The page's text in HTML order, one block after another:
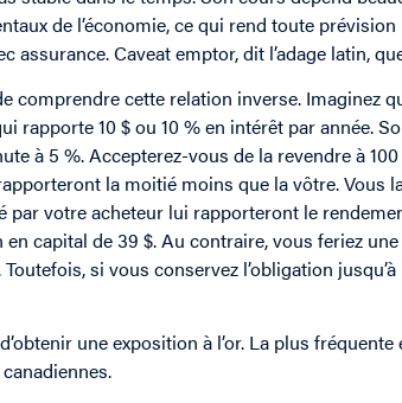
de l’économie, ce qui rend toute
assurance. Caveat emptor, dit l’adage latin,
comprendre cette relation inverse. Imaginez
rapporte 10 $ ou 10 % en intérêt par année.
à 5 %. Accepterez-vous de la revendre à
la moitié moins que la vôtre. Vous
par votre acheteur lui rapporteront le
capital de 39 $. Au contraire, vous feriez
si vous conservez l’obligation jusqu’à
une exposition à l’or. La plus